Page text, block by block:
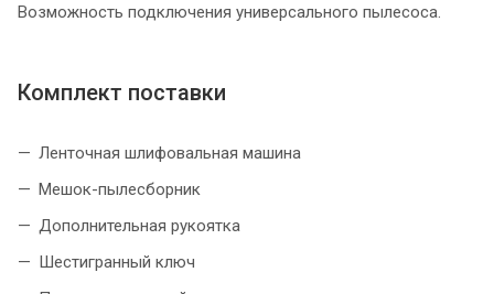
Возможность подключения универсального пылесоса.
Комплект поставки
Ленточная шлифовальная машина
Мешок-пылесборник
Дополнительная рукоятка
Шестигранный ключ